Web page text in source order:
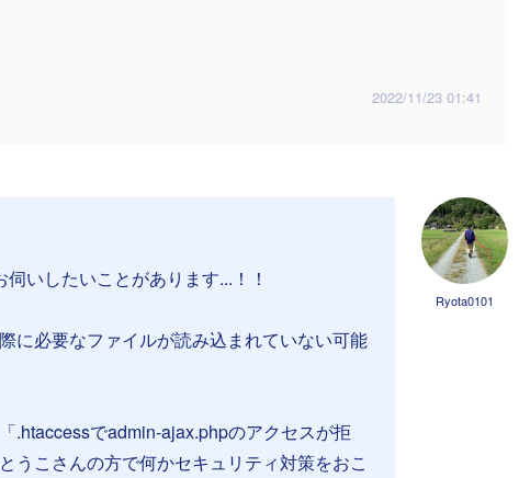
2022/11/23 01:41
Ryota0101
いしたいことがあります...！！
に必要なファイルが読み込まれていない可能
.htaccessでadmin-ajax.phpのアクセスが拒
うこさんの方で何かセキュリティ対策をおこ